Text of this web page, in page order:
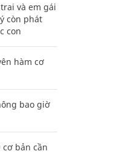
và em gái
còn phát
con
hàm cơ
bao giờ
cơ bản cần